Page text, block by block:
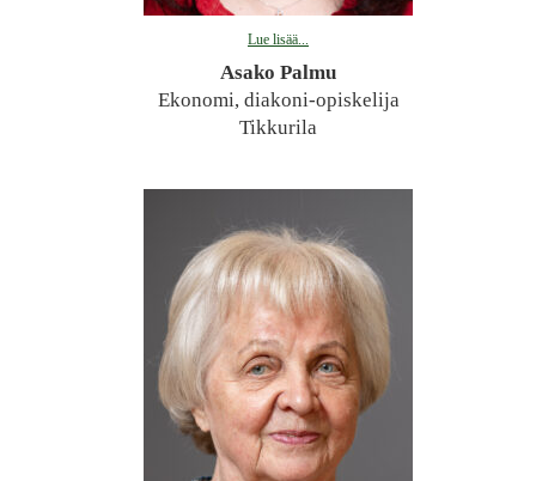
Lue lisää...
Asako Palmu
Ekonomi, diakoni-opiskelija
Tikkurila